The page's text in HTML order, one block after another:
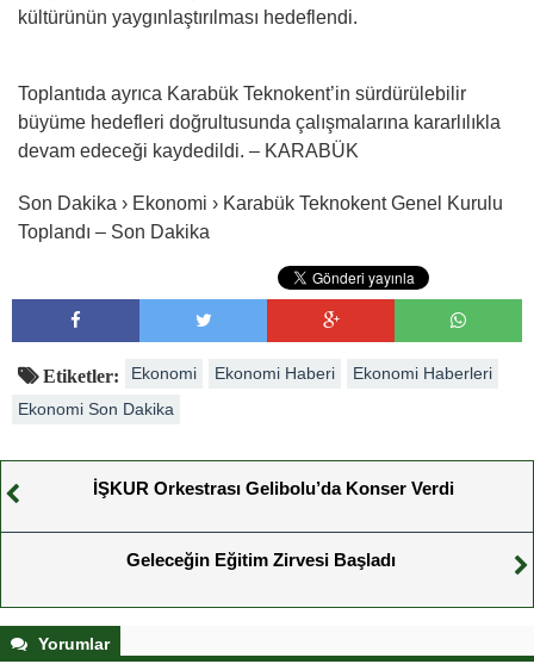
kültürünün yaygınlaştırılması hedeflendi.
Toplantıda ayrıca Karabük Teknokent’in sürdürülebilir
büyüme hedefleri doğrultusunda çalışmalarına kararlılıkla
devam edeceği kaydedildi. – KARABÜK
Son Dakika › Ekonomi › Karabük Teknokent Genel Kurulu
Toplandı – Son Dakika
Etiketler: Ekonomi Ekonomi Haberi
Ekonomi Haberleri
Ekonomi Son Dakika
İŞKUR Orkestrası Gelibolu’da Konser Verdi
Geleceğin Eğitim Zirvesi Başladı
Yorumlar